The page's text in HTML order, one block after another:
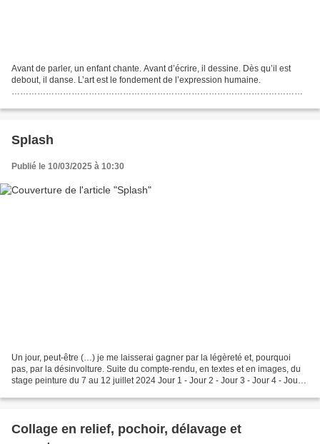
Avant de parler, un enfant chante. Avant d’écrire, il dessine. Dès qu’il est
debout, il danse. L’art est le fondement de l’expression humaine.
…………………………………………………………………………………………
compte-rendu, en textes et en images,...
Splash
Publié le 10/03/2025 à 10:30
Un jour, peut-être (…) je me laisserai gagner par la légèreté et, pourquoi
pas, par la désinvolture. Suite du compte-rendu, en textes et en images, du
stage peinture du 7 au 12 juillet 2024 Jour 1 - Jour 2 - Jour 3 - Jour 4 - Jour 5
Collage en relief, pochoir, délavage et